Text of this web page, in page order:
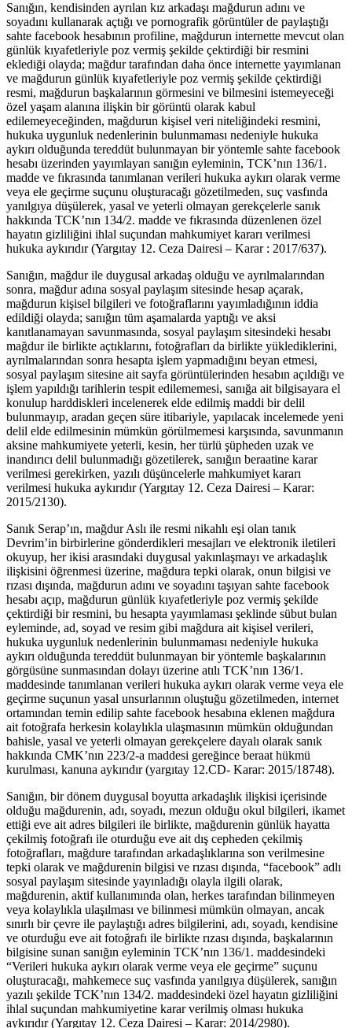
Sanığın, kendisinden ayrılan kız arkadaşı mağdurun adını ve
soyadını kullanarak açtığı ve pornografik görüntüler de paylaştığı
sahte facebook hesabının profiline, mağdurun internette mevcut olan
günlük kıyafetleriyle poz vermiş şekilde çektirdiği bir resmini
eklediği olayda; mağdur tarafından daha önce internette yayımlanan
ve mağdurun günlük kıyafetleriyle poz vermiş şekilde çektirdiği
resmi, mağdurun başkalarının görmesini ve bilmesini istemeyeceği
özel yaşam alanına ilişkin bir görüntü olarak kabul
edilemeyeceğinden, mağdurun kişisel veri niteliğindeki resmini,
hukuka uygunluk nedenlerinin bulunmaması nedeniyle hukuka
aykırı olduğunda tereddüt bulunmayan bir yöntemle sahte facebook
hesabı üzerinden yayımlayan sanığın eyleminin, TCK’nın 136/1.
madde ve fıkrasında tanımlanan verileri hukuka aykırı olarak verme
veya ele geçirme suçunu oluşturacağı gözetilmeden, suç vasfında
yanılgıya düşülerek, yasal ve yeterli olmayan gerekçelerle sanık
hakkında TCK’nın 134/2. madde ve fıkrasında düzenlenen özel
hayatın gizliliğini ihlal suçundan mahkumiyet kararı verilmesi
hukuka aykırıdır (Yargıtay 12. Ceza Dairesi – Karar : 2017/637).
Sanığın, mağdur ile duygusal arkadaş olduğu ve ayrılmalarından
sonra, mağdur adına sosyal paylaşım sitesinde hesap açarak,
mağdurun kişisel bilgileri ve fotoğraflarını yayımladığının iddia
edildiği olayda; sanığın tüm aşamalarda yaptığı ve aksi
kanıtlanamayan savunmasında, sosyal paylaşım sitesindeki hesabı
mağdur ile birlikte açtıklarını, fotoğrafları da birlikte yüklediklerini,
ayrılmalarından sonra hesapta işlem yapmadığını beyan etmesi,
sosyal paylaşım sitesine ait sayfa görüntülerinden hesabın açıldığı ve
işlem yapıldığı tarihlerin tespit edilememesi, sanığa ait bilgisayara el
konulup harddiskleri incelenerek elde edilmiş maddi bir delil
bulunmayıp, aradan geçen süre itibariyle, yapılacak incelemede yeni
delil elde edilmesinin mümkün görülmemesi karşısında, savunmanın
aksine mahkumiyete yeterli, kesin, her türlü şüpheden uzak ve
inandırıcı delil bulunmadığı gözetilerek, sanığın beraatine karar
verilmesi gerekirken, yazılı düşüncelerle mahkumiyet kararı
verilmesi hukuka aykırıdır (Yargıtay 12. Ceza Dairesi – Karar:
2015/2130).
Sanık Serap’ın, mağdur Aslı ile resmi nikahlı eşi olan tanık
Devrim’in birbirlerine gönderdikleri mesajları ve elektronik iletileri
okuyup, her ikisi arasındaki duygusal yakınlaşmayı ve arkadaşlık
ilişkisini öğrenmesi üzerine, mağdura tepki olarak, onun bilgisi ve
rızası dışında, mağdurun adını ve soyadını taşıyan sahte facebook
hesabı açıp, mağdurun günlük kıyafetleriyle poz vermiş şekilde
çektirdiği bir resmini, bu hesapta yayımlaması şeklinde sübut bulan
eyleminde, ad, soyad ve resim gibi mağdura ait kişisel verileri,
hukuka uygunluk nedenlerinin bulunmaması nedeniyle hukuka
aykırı olduğunda tereddüt bulunmayan bir yöntemle başkalarının
görgüsüne sunmasından dolayı üzerine atılı TCK’nın 136/1.
maddesinde tanımlanan verileri hukuka aykırı olarak verme veya ele
geçirme suçunun yasal unsurlarının oluştuğu gözetilmeden, internet
ortamından temin edilip sahte facebook hesabına eklenen mağdura
ait fotoğrafa herkesin kolaylıkla ulaşmasının mümkün olduğundan
bahisle, yasal ve yeterli olmayan gerekçelere dayalı olarak sanık
hakkında CMK’nın 223/2-a maddesi gereğince beraat hükmü
kurulması, kanuna aykırıdır (yargıtay 12.CD- Karar: 2015/18748).
Sanığın, bir dönem duygusal boyutta arkadaşlık ilişkisi içerisinde
olduğu mağdurenin, adı, soyadı, mezun olduğu okul bilgileri, ikamet
ettiği eve ait adres bilgileri ile birlikte, mağdurenin günlük hayatta
çekilmiş fotoğrafı ile oturduğu eve ait dış cepheden çekilmiş
fotoğrafları, mağdure tarafından arkadaşlıklarına son verilmesine
tepki olarak ve mağdurenin bilgisi ve rızası dışında, “facebook” adlı
sosyal paylaşım sitesinde yayınladığı olayla ilgili olarak,
mağdurenin, aktif kullanımında olan, herkes tarafından bilinmeyen
veya kolaylıkla ulaşılması ve bilinmesi mümkün olmayan, ancak
sınırlı bir çevre ile paylaştığı adres bilgilerini, adı, soyadı, kendisine
ve oturduğu eve ait fotoğrafı ile birlikte rızası dışında, başkalarının
bilgisine sunan sanığın eyleminin TCK’nın 136/1. maddesindeki
“Verileri hukuka aykırı olarak verme veya ele geçirme” suçunu
oluşturacağı, mahkemece suç vasfında yanılgıya düşülerek, sanığın
yazılı şekilde TCK’nın 134/2. maddesindeki özel hayatın gizliliğini
ihlal suçundan mahkumiyetine karar verilmiş olması hukuka
aykırıdır (Yargıtay 12. Ceza Dairesi – Karar: 2014/2980).